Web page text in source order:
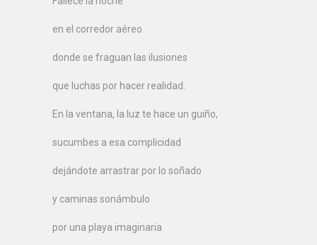
en el corredor aéreo
donde se fraguan las ilusiones
que luchas por hacer realidad.
En la ventana, la luz te hace un guiño,
sucumbes a esa complicidad
dejándote arrastrar por lo soñado
y caminas sonámbulo
por una playa imaginaria